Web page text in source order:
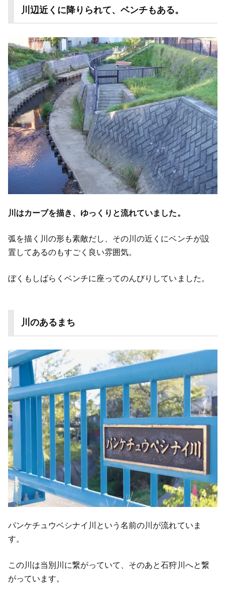
川辺近くに降りられて、ベンチもある。
川はカーブを描き、ゆっくりと流れていました。
弧を描く川の形も素敵だし、その川の近くにベンチが設
置してあるのもすごく良い雰囲気。
ぼくもしばらくベンチに座ってのんびりしていました。
川のあるまち
パンケチュウベシナイ川という名前の川が流れていま
す。
この川は当別川に繋がっていて、そのあと石狩川へと繋
がっています。